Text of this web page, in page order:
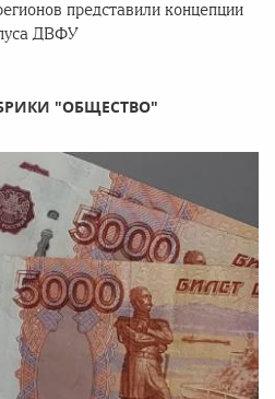
представили концепции
ДВФУ
"ОБЩЕСТВО"